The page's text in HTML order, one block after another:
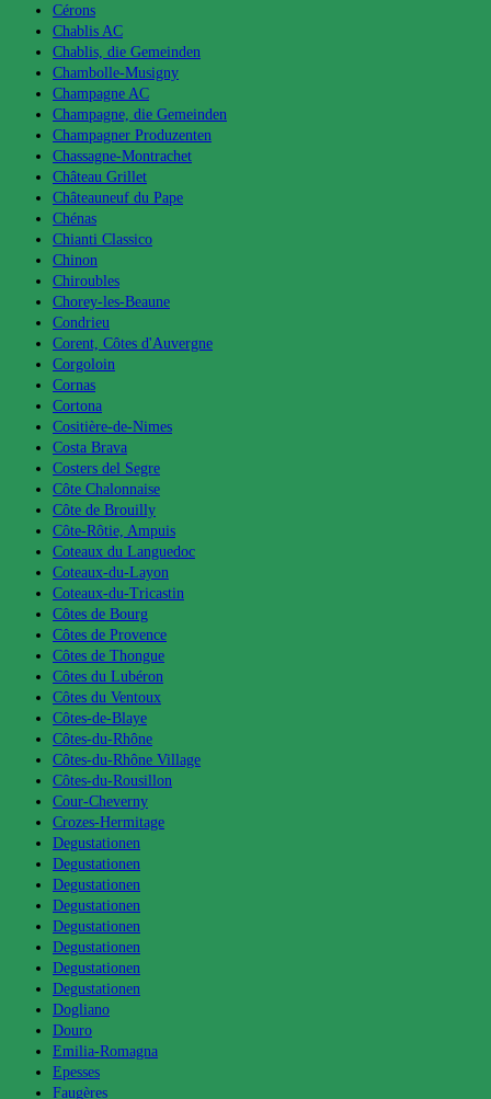
Cérons
Chablis AC
Chablis, die Gemeinden
Chambolle-Musigny
Champagne AC
Champagne, die Gemeinden
Champagner Produzenten
Chassagne-Montrachet
Château Grillet
Châteauneuf du Pape
Chénas
Chianti Classico
Chinon
Chiroubles
Chorey-les-Beaune
Condrieu
Corent, Côtes d'Auvergne
Corgoloin
Cornas
Cortona
Cositière-de-Nimes
Costa Brava
Costers del Segre
Côte Chalonnaise
Côte de Brouilly
Côte-Rôtie, Ampuis
Coteaux du Languedoc
Coteaux-du-Layon
Coteaux-du-Tricastin
Côtes de Bourg
Côtes de Provence
Côtes de Thongue
Côtes du Lubéron
Côtes du Ventoux
Côtes-de-Blaye
Côtes-du-Rhône
Côtes-du-Rhône Village
Côtes-du-Rousillon
Cour-Cheverny
Crozes-Hermitage
Degustationen
Degustationen
Degustationen
Degustationen
Degustationen
Degustationen
Degustationen
Degustationen
Dogliano
Douro
Emilia-Romagna
Epesses
Faugères